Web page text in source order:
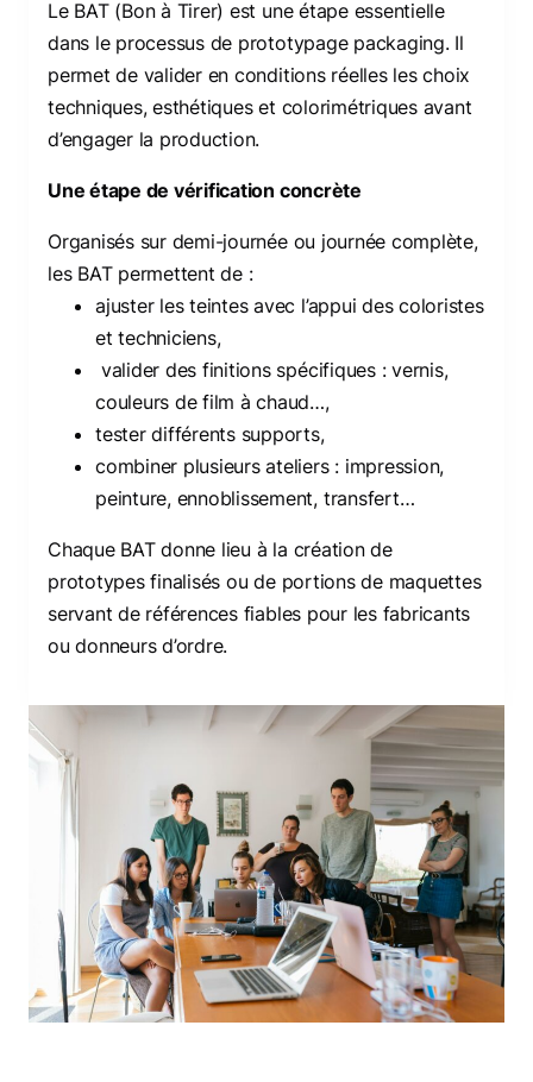
Le BAT (Bon à Tirer) est une étape essentielle
dans le processus de prototypage packaging. Il
permet de valider en conditions réelles les choix
techniques, esthétiques et colorimétriques avant
d’engager la production.
Une étape de vérification concrète
Organisés sur demi-journée ou journée complète,
les BAT permettent de :
ajuster les teintes avec l’appui des coloristes
et techniciens,
valider des finitions spécifiques : vernis,
couleurs de film à chaud…,
tester différents supports,
combiner plusieurs ateliers : impression,
peinture, ennoblissement, transfert…
Chaque BAT donne lieu à la création de
prototypes finalisés ou de portions de maquettes
servant de références fiables pour les fabricants
ou donneurs d’ordre.